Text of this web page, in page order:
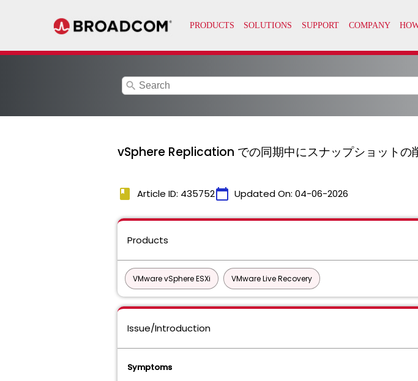
search
vSphere Replication での同期中にスナップショットの
book Article ID: 435752calendar_today Updated On: 04-06-2026
Products
VMware vSphere ESXi VMware Live Recovery
Issue/Introduction
Symptoms